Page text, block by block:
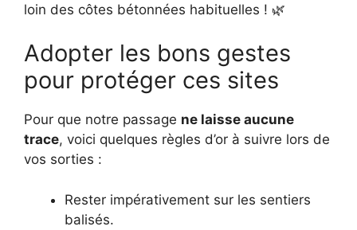
loin des côtes bétonnées habituelles ! 🌿
Adopter les bons gestes
pour protéger ces sites
Pour que notre passage ne laisse aucune
trace, voici quelques règles d’or à suivre lors de
vos sorties :
Rester impérativement sur les sentiers
balisés.